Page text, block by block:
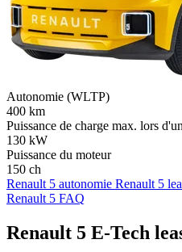
Autonomie (WLTP)
400 km
Puissance de charge max. lors
130 kW
Puissance du moteur
150 ch
Renault 5 autonomie Renault 5
Renault 5 FAQ
Renault 5 E-Tech